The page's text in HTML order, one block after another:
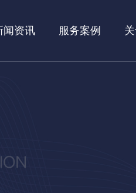
闻资讯 服务案例